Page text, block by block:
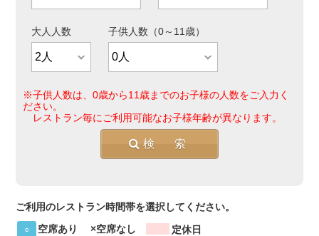
マイ テラス にログイン
English
大人人数 子供人数（0～11歳）
※子供人数は、0歳から11歳までのお子様の人数をご入力く
ださい。
レストラン毎にご利用可能なお子様年齢が異なります。
検 索
ご利用のレストラン時間帯を選択してください。
○ 空席あり ×空席なし 定休日